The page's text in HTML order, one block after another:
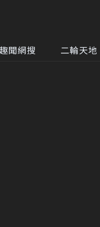
趣聞網搜 二輪天地